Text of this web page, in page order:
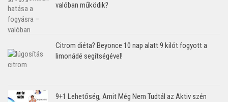
valóban működik?
Citrom diéta? Beyonce 10 nap alatt 9 kilót fogyott a
limonádé segítségével!
9+1 Lehetőség, Amit Még Nem Tudtál az Aktiv szén